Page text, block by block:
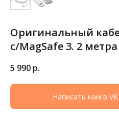
Оригинальный
c/MagSafe 3. 2 метра
5 990 р.
Написать нам в